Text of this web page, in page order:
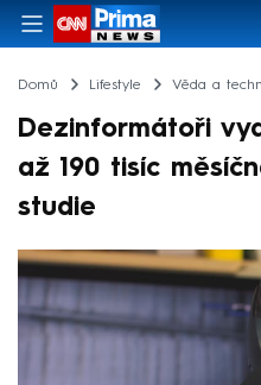
Domů Lifestyle Věda a
Dezinformátoři
až 190 tisíc
studie